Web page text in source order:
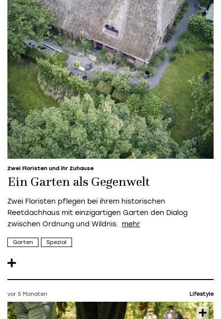
Zwei Floristen und ihr Zuhause
Ein Garten als Gegenwelt
Zwei Floristen pflegen bei ihrem historischen
Reetdachhaus mit einzigartigen Garten den Dialog
zwischen Ordnung und Wildnis.
Garten Spezial
vor 5 Monaten Lifestyle